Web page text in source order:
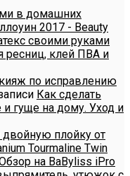
в домашних
2017 - Beauty
своими руками
ресниц, клей ПВА и
по исправлению
Как сделать
гуще на дому. Уход и
плойку от
Tourmaline Twin
на BaByliss iPro